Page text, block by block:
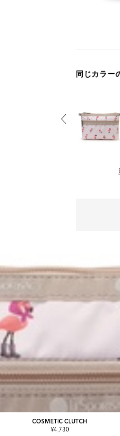
同じカラー
COSMETIC CLUTCH
¥4,730